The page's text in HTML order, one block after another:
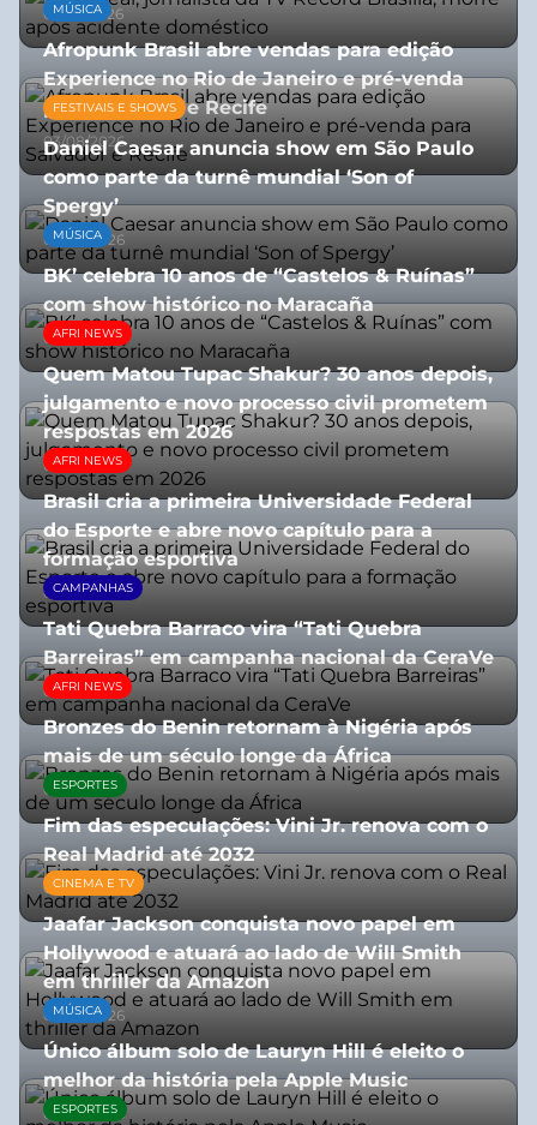
08/07/2026
MÚSICA
Afropunk Brasil abre vendas para edição
Experience no Rio de Janeiro e pré-venda
para Salvador e Recife
03/08/2026
FESTIVAIS E SHOWS
Daniel Caesar anuncia show em São Paulo
como parte da turnê mundial ‘Son of
Spergy’
05/08/2026
MÚSICA
BK’ celebra 10 anos de “Castelos & Ruínas”
com show histórico no Maracaña
06/08/2026
AFRI NEWS
Quem Matou Tupac Shakur? 30 anos depois,
julgamento e novo processo civil prometem
respostas em 2026
05/08/2026
AFRI NEWS
Brasil cria a primeira Universidade Federal
do Esporte e abre novo capítulo para a
formação esportiva
08/07/2026
CAMPANHAS
Tati Quebra Barraco vira “Tati Quebra
Barreiras” em campanha nacional da CeraVe
08/07/2026
AFRI NEWS
Bronzes do Benin retornam à Nigéria após
mais de um século longe da África
08/07/2026
ESPORTES
Fim das especulações: Vini Jr. renova com o
Real Madrid até 2032
06/08/2026
CINEMA E TV
Jaafar Jackson conquista novo papel em
Hollywood e atuará ao lado de Will Smith
em thriller da Amazon
06/08/2026
MÚSICA
Único álbum solo de Lauryn Hill é eleito o
melhor da história pela Apple Music
06/08/2026
ESPORTES